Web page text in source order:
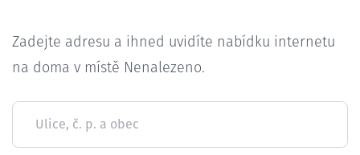
Zadejte adresu a ihned uvidíte nabídku internetu
na doma v místě Nenalezeno.
Ulice, č. p. a obec